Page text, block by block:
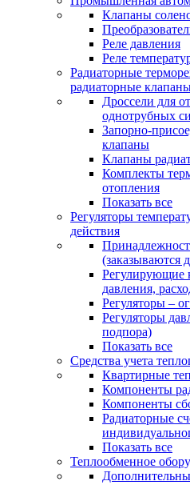
Клапаны
Реле давления
Реле
Радиаторные
радиаторные
Дроссели для
однотрубных
Запорно-
клапаны
Клапаны
Комплекты
отопления
Показать все
Регуляторы
действия
(заказываются
Регулирующие
давления,
Регуляторы –
Регуляторы
подпора)
Показать все
Средства учета
Квартирные
Компоненты
Компоненты
Радиаторные
Показать все
Теплообменное